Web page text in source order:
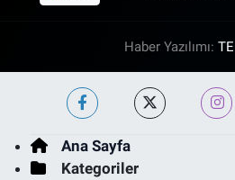
Haber Yazılımı:
Ana Sayfa
Kategoriler